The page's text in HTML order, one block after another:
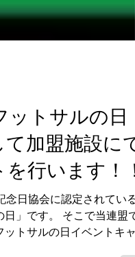
トサルの日
加盟施設にて
行います！！
念日協会に認定されている